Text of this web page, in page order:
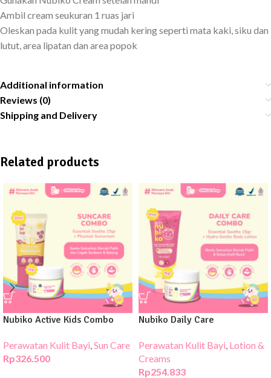
Ambil cream seukuran 1 ruas jari
Oleskan pada kulit yang mudah kering seperti mata kaki, siku dan
lutut, area lipatan dan area popok
Additional information
Reviews (0)
Shipping and Delivery
Related products
Nubiko Active Kids Combo
Perawatan Kulit Bayi,Sun Care
Rp326.500
Nubiko Daily Care
Perawatan Kulit Bayi, Lotion &
Creams
Rp254.833